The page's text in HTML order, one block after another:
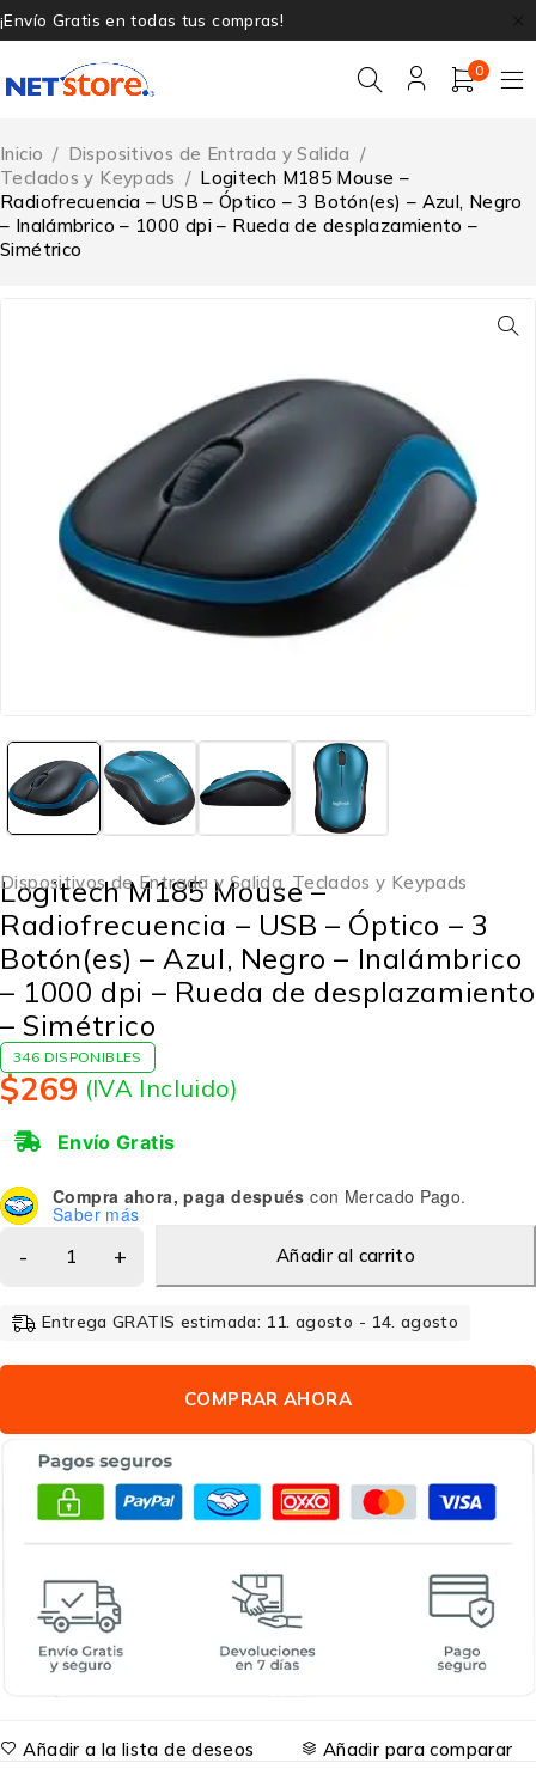
¡Envío Gratis en todas tus compras!
0
Inicio / Dispositivos de Entrada y Salida /
Teclados y Keypads / Logitech M185 Mouse –
Radiofrecuencia – USB – Óptico – 3 Botón(es) – Azul, Negro
– Inalámbrico – 1000 dpi – Rueda de desplazamiento –
Simétrico
Dispositivos de Entrada y Salida,Teclados y Keypads
Logitech M185 Mouse –
Radiofrecuencia – USB – Óptico – 3
Botón(es) – Azul, Negro – Inalámbrico
– 1000 dpi – Rueda de desplazamiento
– Simétrico
346 DISPONIBLES
$269 (IVA Incluido)
Envío Gratis
Compra ahora, paga después con Mercado Pago.
Saber más
Añadir al carrito
Entrega GRATIS estimada: 11. agosto - 14. agosto
COMPRAR AHORA
Añadir a la lista de deseos Añadir para comparar